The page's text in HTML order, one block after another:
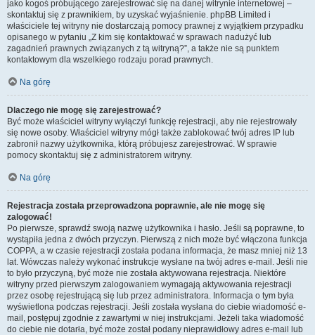
jako kogoś próbującego zarejestrować się na danej witrynie internetowej –
skontaktuj się z prawnikiem, by uzyskać wyjaśnienie. phpBB Limited i
właściciele tej witryny nie dostarczają pomocy prawnej z wyjątkiem przypadku
opisanego w pytaniu „Z kim się kontaktować w sprawach nadużyć lub
zagadnień prawnych związanych z tą witryną?”, a także nie są punktem
kontaktowym dla wszelkiego rodzaju porad prawnych.
Na górę
Dlaczego nie mogę się zarejestrować?
Być może właściciel witryny wyłączył funkcję rejestracji, aby nie rejestrowały
się nowe osoby. Właściciel witryny mógł także zablokować twój adres IP lub
zabronił nazwy użytkownika, którą próbujesz zarejestrować. W sprawie
pomocy skontaktuj się z administratorem witryny.
Na górę
Rejestracja została przeprowadzona poprawnie, ale nie mogę się
zalogować!
Po pierwsze, sprawdź swoją nazwę użytkownika i hasło. Jeśli są poprawne, to
wystąpiła jedna z dwóch przyczyn. Pierwszą z nich może być włączona funkcja
COPPA, a w czasie rejestracji została podana informacja, że masz mniej niż 13
lat. Wówczas należy wykonać instrukcje wysłane na twój adres e-mail. Jeśli nie
to było przyczyną, być może nie została aktywowana rejestracja. Niektóre
witryny przed pierwszym zalogowaniem wymagają aktywowania rejestracji
przez osobę rejestrującą się lub przez administratora. Informacja o tym była
wyświetlona podczas rejestracji. Jeśli została wysłana do ciebie wiadomość e-
mail, postępuj zgodnie z zawartymi w niej instrukcjami. Jeżeli taka wiadomość
do ciebie nie dotarła, być może został podany nieprawidłowy adres e-mail lub